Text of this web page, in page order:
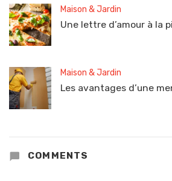
Maison & Jardin
Une lettre d’amour à la
Maison & Jardin
Les avantages d’une
COMMENTS